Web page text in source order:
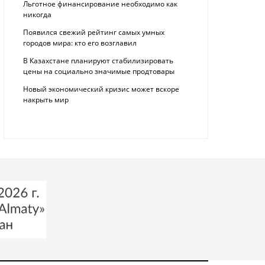
Льготное финансирование необходимо как
никогда
Появился свежий рейтинг самых умных
городов мира: кто его возглавил
В Казахстане планируют стабилизировать
цены на социально значимые продтовары
Новый экономический кризис может вскоре
накрыть мир